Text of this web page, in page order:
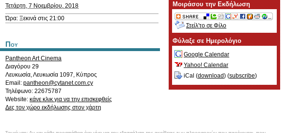
Τετάρτη, 7 Νοεμβρίου, 2018
Ώρα: Ξεκινά στις 21:00
Που
Pantheon Art Cinema
Διαγόρου 29
Λευκωσία,Λευκωσία 1097, Κύπρος
Email: pantheon@cytanet.com.cy
Τηλέφωνο: 22675787
Website: κάνε κλικ για να την επισκεφθείς
Δες τον χώρο εκδήλωσης στον χάρτη
Μοιράσου την Εκδήλωση
Στείλ'το σε Φίλο
Φύλαξε σε Ημερολόγιο
Google Calendar
Yahoo! Calendar
iCal (download) (subscribe)